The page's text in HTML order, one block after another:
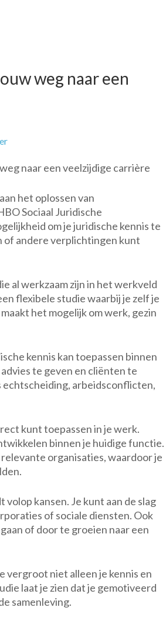
weg naar een
op
studeren
de
HBO
SJD
deeltijd:
naar
een
veelzijdige
naar een veelzijdige carrière
het oplossen van
Sociaal Juridische
om je juridische kennis te
of andere verplichtingen kunt
al werkzaam zijn in het werkveld
flexibele studie waarbij je zelf je
het mogelijk om werk, gezin
kennis kan toepassen binnen
te geven en cliënten te
echtscheiding, arbeidsconflicten,
kunt toepassen in je werk.
binnen je huidige functie.
organisaties, waardoor je
kansen. Je kunt aan de slag
of sociale diensten. Ook
of door te groeien naar een
vergroot niet alleen je kennis en
laat je zien dat je gemotiveerd
samenleving.